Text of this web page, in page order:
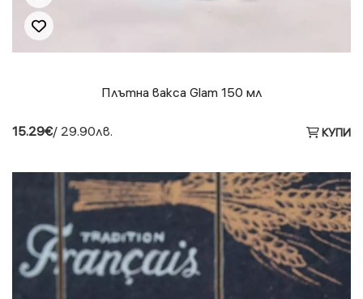
Плътна вакса Glam 150 мл
15.29€/ 29.90лв. КУПИ